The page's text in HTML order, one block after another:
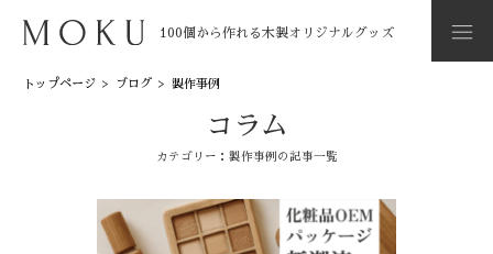
100個から作れる木製オリジナルグッズ
トップページ > ブログ > 製作事例
コラム
カテゴリー：製作事例の記事一覧